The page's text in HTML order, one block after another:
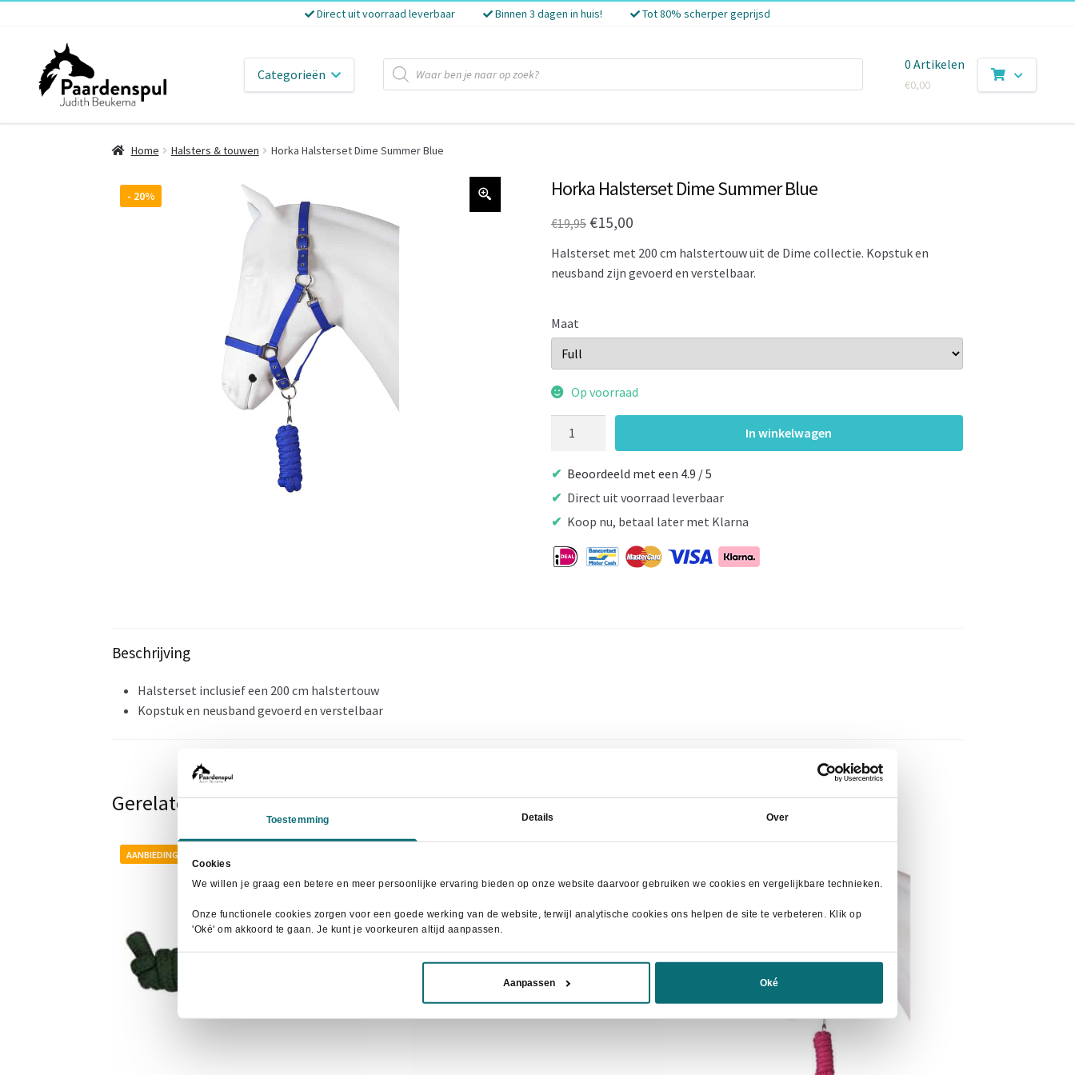
Toestemming Details Over
Cookies
We willen je graag een betere en meer persoonlijke ervaring bieden op onze website daarvoor gebruiken we cookies en vergelijkbare technieken.
Onze functionele cookies zorgen voor een goede werking van de website, terwijl analytische cookies ons helpen de site te verbeteren. Klik op
'Oké' om akkoord te gaan. Je kunt je voorkeuren altijd aanpassen.
Aanpassen Oké
Direct uit voorraad leverbaar Binnen 3 dagen in huis! Tot 80% scherper geprijsd
Categorieën
Producten
zoeken
0 Artikelen
€0,00
Home Halsters & touwen Horka Halsterset Dime Summer Blue
- 20% Horka Halsterset Dime Summer Blue
€19,95 Oorspronkelijke
prijs
was:
€15,00Huidige
prijs
is:
Halsterset met 200 cm halstertouw uit de Dime collectie. Kopstuk en
neusband zijn gevoerd en verstelbaar.
Maat
Op voorraad
Blue
aantal
In winkelwagen
Beoordeeld met een 4.9 / 5
Direct uit voorraad leverbaar
Koop nu, betaal later met Klarna
Beschrijving
Halsterset inclusief een 200 cm halstertouw
Kopstuk en neusband gevoerd en verstelbaar
Gerelateerde producten
AANBIEDING!